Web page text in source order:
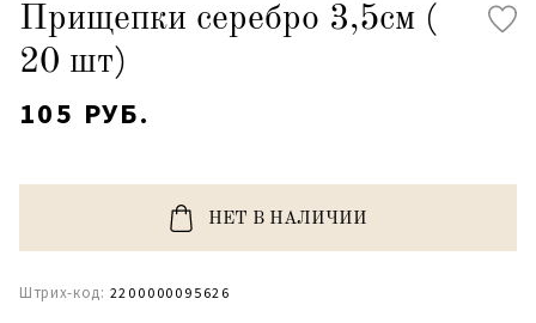
Прищепки серебро 3,5см (
20 шт)
105 РУБ.
НЕТ В НАЛИЧИИ
Штрих-код: 2200000095626